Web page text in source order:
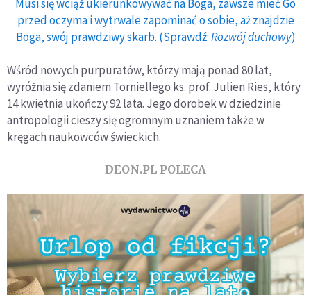
Musi się wciąż ukierunkowywać na Boga, zawsze mieć Go
przed oczyma i wytrwale zapominać o sobie, aż znajdzie
Boga, swój prawdziwy skarb. (Sprawdź:Rozwój duchowy)
Wśród nowych purpuratów, którzy mają ponad 80 lat,
wyróżnia się zdaniem Torniellego ks. prof. Julien Ries, który
14 kwietnia ukończy 92 lata. Jego dorobek w dziedzinie
antropologii cieszy się ogromnym uznaniem także w
kręgach naukowców świeckich.
DEON.PL POLECA